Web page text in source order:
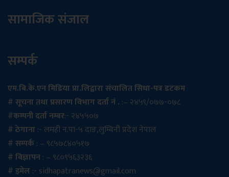
सामाजिक संजाल
सम्पर्क
एम.बि.के.एन मिडिया प्रा.लिद्वारा संचालित सिधा-पत्र डटकम
# सूचना तथा प्रसारण विभाग दर्ता नं . :– २४५९/०७७-०७८
#कम्पनी दर्ता नम्बर:- २४५५०७
# ठेगाना:- लमही न.पा-५ दाङ,लुम्बिनी प्रदेश नेपाल
# सम्पर्क: – ९८५७८४०५१७
# बिज्ञापन: – ९८०९५६३२३६
# इमेल:- sidhapatranews@gmail.com